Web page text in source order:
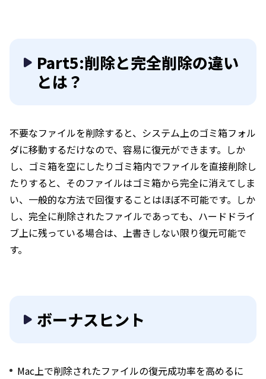
Part5:削除と完全削除の違い
とは？
不要なファイルを削除すると、システム上のゴミ箱フォル
ダに移動するだけなので、容易に復元ができます。しか
し、ゴミ箱を空にしたりゴミ箱内でファイルを直接削除し
たりすると、そのファイルはゴミ箱から完全に消えてしま
い、一般的な方法で回復することはほぼ不可能です。しか
し、完全に削除されたファイルであっても、ハードドライ
ブ上に残っている場合は、上書きしない限り復元可能で
す。
ボーナスヒント
Mac上で削除されたファイルの復元成功率を高めるに